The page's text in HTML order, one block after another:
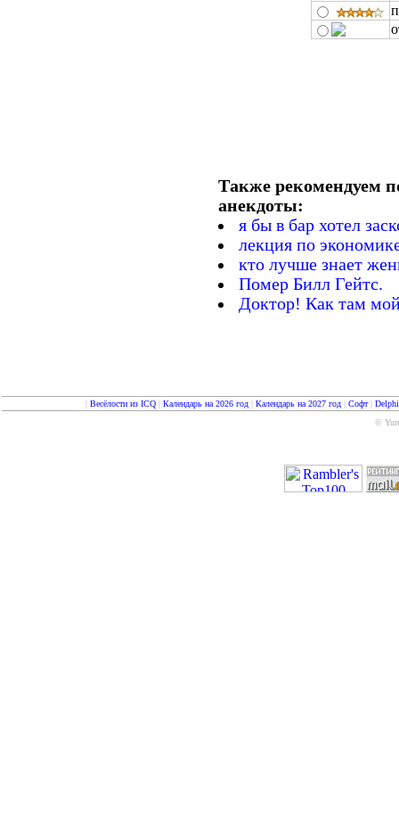
Также рекомендуем
анекдоты:
я бы в бар хотел
лекция по
кто лучше знает
Помер Билл Гейтс.
Доктоp! Как там
Весёлости из ICQ| Календарь на 2026 год| Календарь на 2027 год| Софт|
©